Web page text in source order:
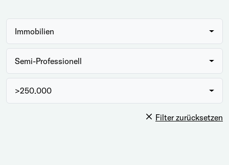
Immobilien
Semi-Professionell
>250.000
Filter zurücksetzen